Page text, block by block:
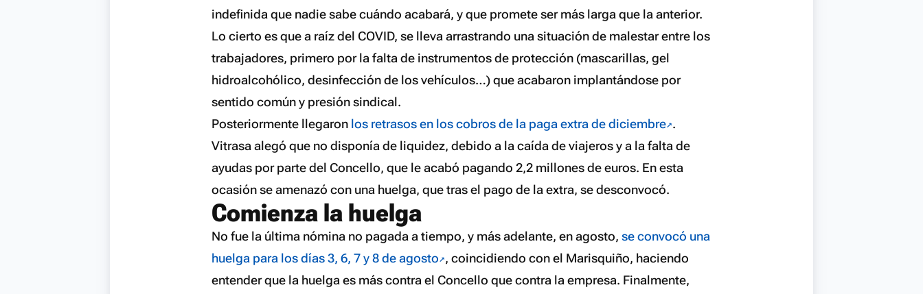
indefinida que nadie sabe cuándo acabará, y que promete ser más larga que la anterior.
Lo cierto es que a raíz del COVID, se lleva arrastrando una situación de malestar entre los
trabajadores, primero por la falta de instrumentos de protección (mascarillas, gel
hidroalcohólico, desinfección de los vehículos…) que acabaron implantándose por
sentido común y presión sindical.
Posteriormente llegaron los retrasos en los cobros de la paga extra de diciembre .
Vitrasa alegó que no disponía de liquidez, debido a la caída de viajeros y a la falta de
ayudas por parte del Concello, que le acabó pagando 2,2 millones de euros. En esta
ocasión se amenazó con una huelga, que tras el pago de la extra, se desconvocó.
Comienza la huelga
No fue la última nómina no pagada a tiempo, y más adelante, en agosto, se convocó una
huelga para los días 3, 6, 7 y 8 de agosto , coincidiendo con el Marisquiño, haciendo
entender que la huelga es más contra el Concello que contra la empresa. Finalmente,